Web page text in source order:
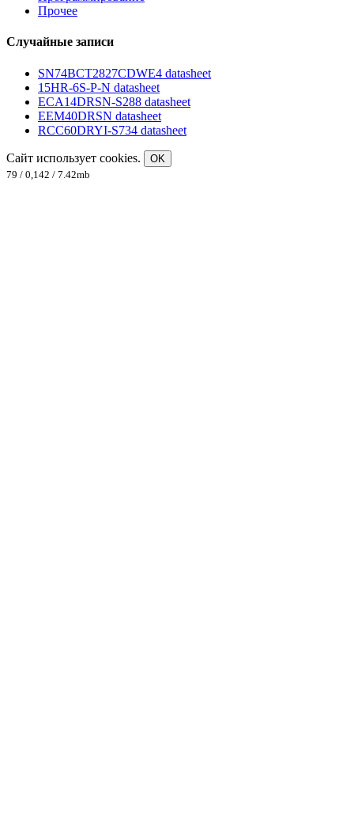
Прочее
Случайные записи
SN74BCT2827CDWE4 datasheet
15HR-6S-P-N datasheet
ECA14DRSN-S288 datasheet
EEM40DRSN datasheet
RCC60DRYI-S734 datasheet
Сайт использует cookies.
OK
79 / 0,142 / 7.42mb